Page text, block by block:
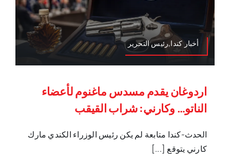
أخبار كندا,رئيس التحرير
اردوغان يقدم مسدس ماغنوم لأعضاء
الناتو… وكارني: شراب القيقب
الحدث-كندا متابعة لم يكن رئيس الوزراء الكندي مارك
كارني يتوقع [...]